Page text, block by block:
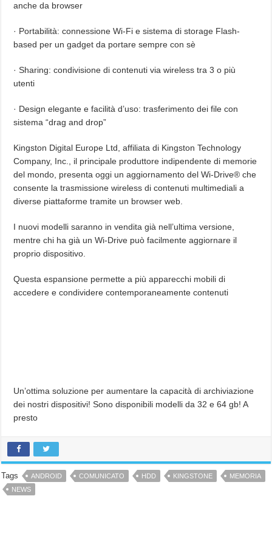
anche da browser
· Portabilità: connessione Wi-Fi e sistema di storage Flash-
based per un gadget da portare sempre con sè
· Sharing: condivisione di contenuti via wireless tra 3 o più
utenti
· Design elegante e facilità d’uso: trasferimento dei file con
sistema “drag and drop”
Kingston Digital Europe Ltd, affiliata di Kingston Technology
Company, Inc., il principale produttore indipendente di memorie
del mondo, presenta oggi un aggiornamento del Wi-Drive® che
consente la trasmissione wireless di contenuti multimediali a
diverse piattaforme tramite un browser web.
I nuovi modelli saranno in vendita già nell’ultima versione,
mentre chi ha già un Wi-Drive può facilmente aggiornare il
proprio dispositivo.
Questa espansione permette a più apparecchi mobili di
accedere e condividere contemporaneamente contenuti
Un’ottima soluzione per aumentare la capacità di archiviazione
dei nostri dispositivi! Sono disponibili modelli da 32 e 64 gb! A
presto
Tags ANDROID COMUNICATO HDD KINGSTONE
MEMORIA
NEWS